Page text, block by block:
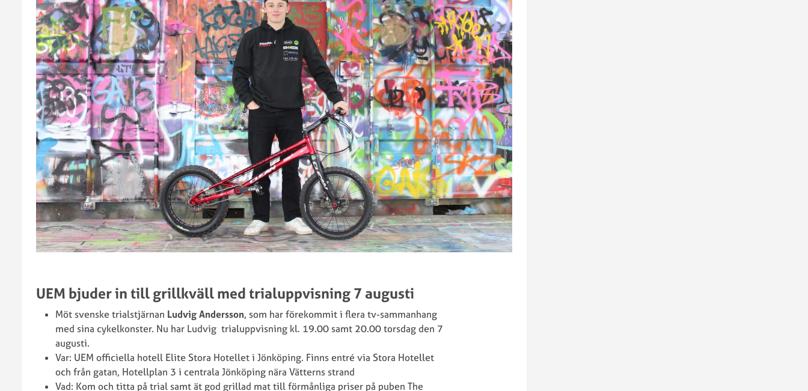
UEM bjuder in till grillkväll med trialuppvisning 7 augusti
Möt svenske trialstjärnan Ludvig Andersson, som har förekommit i flera tv-sammanhang
med sina cykelkonster. Nu har Ludvig trialuppvisning kl. 19.00 samt 20.00 torsdag den 7
augusti.
Var: UEM officiella hotell Elite Stora Hotellet i Jönköping. Finns entré via Stora Hotellet
och från gatan, Hotellplan 3 i centrala Jönköping nära Vätterns strand
Vad: Kom och titta på trial samt ät god grillad mat till förmånliga priser på puben The